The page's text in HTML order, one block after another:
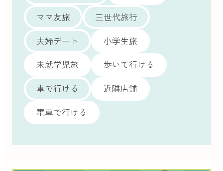
ママ友旅
三世代旅行
夫婦デート
小学生旅
未就学児旅
歩いて行ける
車で行ける
近隣店舗
電車で行ける